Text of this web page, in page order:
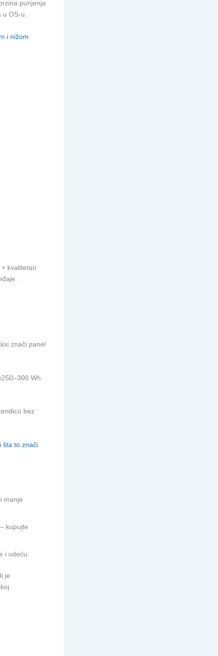
punjenja
u OS-u.
i nižom
kvalitetan
znači panel
Wh.
bez
šta to znači
manje
kupujte
i odeću.
je